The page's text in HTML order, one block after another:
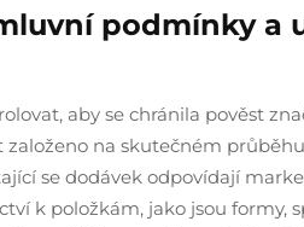
podmínky a
aby se chránila pověst
na skutečném
se dodávek odpovídají
k položkám, jako jsou formy,